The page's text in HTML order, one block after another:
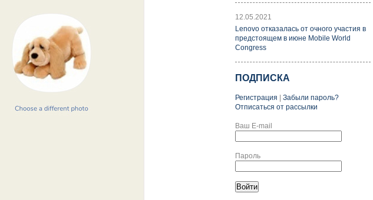
12.05.2021
Lenovo отказалась от очного участия в
предстоящем в июне Mobile World
Congress
ПОДПИСКА
Регистрация
Забыли пароль?
Отписаться от рассылки
Ваш E-mail
Пароль